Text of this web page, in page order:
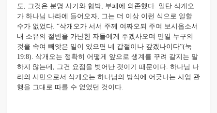
도, 그것은 분명 사기와 협박, 부패에 의존했다. 일단 삭개오
가 하나님 나라에 들어오자, 그는 더 이상 이런 식으로 일할
수가 없었다. “삭개오가 서서 주께 여짜오되 주여 보시옵소서
내 소유의 절반을 가난한 자들에게 주겠사오며 만일 누구의
것을 속여 빼앗은 일이 있으면 네 갑절이나 갚겠나이다”(눅
19:8). 삭개오는 정확히 어떻게 앞으로 생계를 꾸려 갈지는 말
하지 않는데, 그건 요점을 벗어난 것이기 때문이다. 하나님 나
라의 시민으로서 삭개오는 하나님의 방식에 어긋나는 사업 관
행을 그대로 따를 수 없었던 것이다.